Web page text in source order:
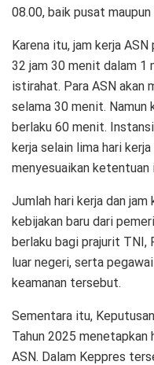
08.00, baik pusat maupun
Karena itu, jam kerja ASN
32 jam 30 menit dalam 1
istirahat. Para ASN akan
selama 30 menit.
berlaku 60 menit.
kerja selain lima hari
menyesuaikan ketentuan
Jumlah hari kerja dan
kebijakan baru dari
berlaku bagi prajurit TNI,
luar negeri, serta
keamanan tersebut.
Sementara itu,
Tahun 2025 menetapkan
ASN. Dalam Keppres